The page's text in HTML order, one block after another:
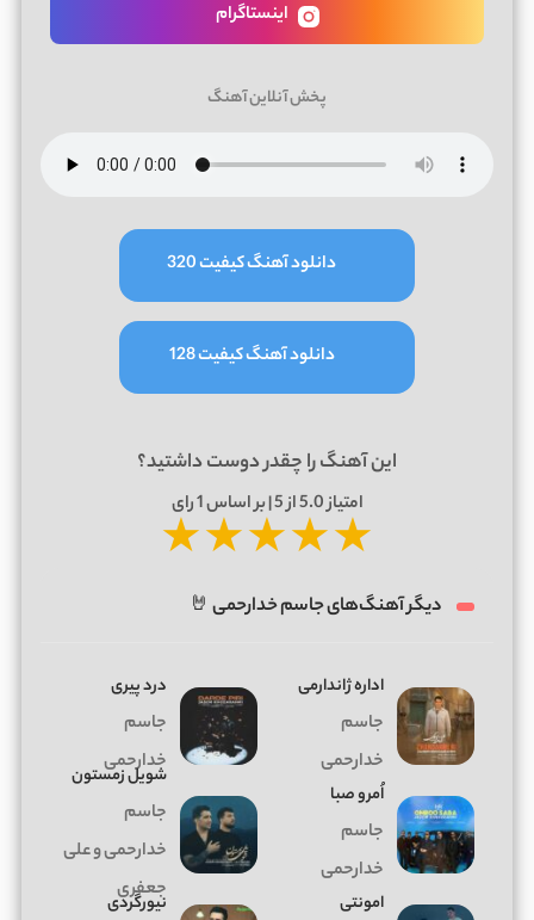
اینستاگرام
پخش آنلاین آهنگ
دانلود آهنگ کیفیت 320
دانلود آهنگ کیفیت 128
این آهنگ را چقدر دوست داشتید؟
امتیاز5.0از 5 | بر اساس 1رای
★★★★★
دیگر آهنگ‌های جاسم خدارحمی 🤘
اداره ژاندارمى
جاسم
خدارحمی
درد پیری
جاسم
خدارحمی
اُمرو صبا
جاسم
خدارحمی
شويل زمستون
جاسم
خدارحمى و على
جعفرى
امونتی نيورگردى